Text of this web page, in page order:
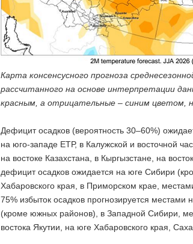
Карта консенсусного прогноза
рассчитанного на основе интерпретации
красным, а отрицательные – синим цветом,
Дефицит осадков (вероятность 30–60%)
на юго-западе ЕТР, в Калужской и восточной
на востоке Казахстана, в Кыргызстане, на
дефицит осадков ожидается на юге Сибири
Хабаровского края, в Приморском крае,
75% избыток осадков прогнозируется
(кроме южных районов), в Западной Сибири,
востока Якутии, на юге Хабаровского края,